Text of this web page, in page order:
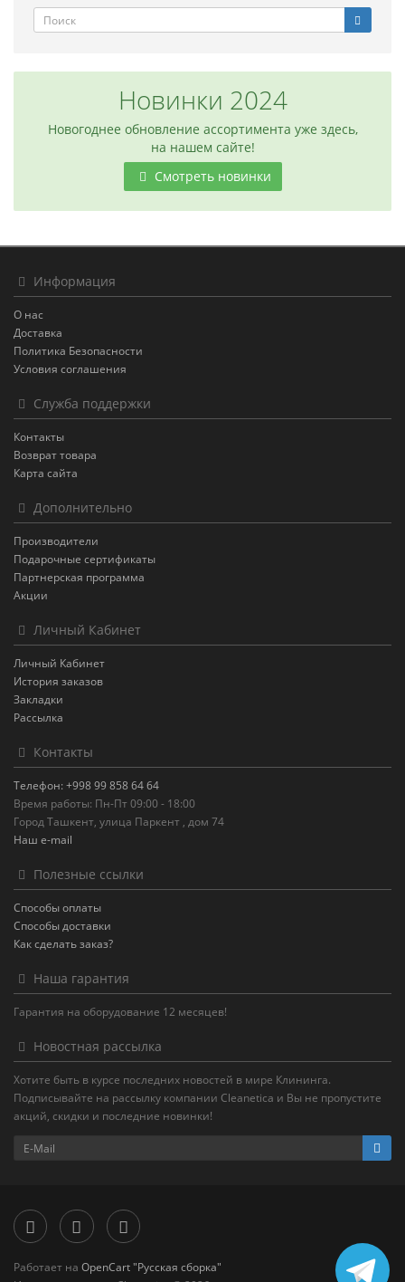
Новинки 2024
Новогоднее обновление ассортимента уже здесь,
на нашем сайте!
Смотреть новинки
Информация
О нас
Доставка
Политика Безопасности
Условия соглашения
Служба поддержки
Контакты
Возврат товара
Карта сайта
Дополнительно
Производители
Подарочные сертификаты
Партнерская программа
Акции
Личный Кабинет
Личный Кабинет
История заказов
Закладки
Рассылка
Контакты
Телефон: +998 99 858 64 64
Время работы: Пн-Пт 09:00 - 18:00
Город Ташкент, улица Паркент , дом 74
Наш e-mail
Полезные ссылки
Способы оплаты
Способы доставки
Как сделать заказ?
Наша гарантия
Гарантия на оборудование 12 месяцев!
Новостная рассылка
Хотите быть в курсе последних новостей в мире Клининга.
Подписывайте на рассылку компании Cleanetica и Вы не пропустите
акций, скидки и последние новинки!
Работает на OpenCart "Русская сборка"